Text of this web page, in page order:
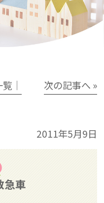
覧│ 次の記事へ »
2011年5月9日
急車